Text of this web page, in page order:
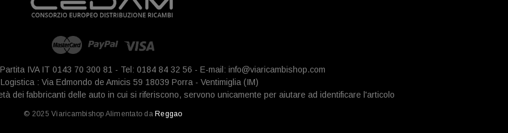
IVA IT 0143 70 300 81 - Tel: 0184 84 32 56 - E-mail: info@viaricambishop.com
: Via Edmondo de Amicis 59 18039 Porra - Ventimiglia (IM)
dei fabbricanti delle auto in cui si riferiscono, servono unicamente per aiutare ad identificare l'articolo
© 2025 Viaricambishop Alimentato da Reggao